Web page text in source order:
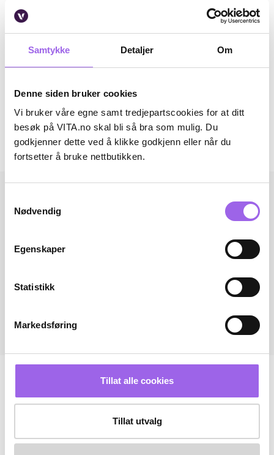
Samtykke Detaljer Om
Denne siden bruker cookies
Vi bruker våre egne samt tredjepartscookies for at ditt
besøk på VITA.no skal bli så bra som mulig. Du
godkjenner dette ved å klikke godkjenn eller når du
fortsetter å bruke nettbutikken.
Nødvendig
Egenskaper
Statistikk
Markedsføring
Tillat alle cookies
Tillat utvalg
Bruk
Ingredienser
Artikkelnummer: 260414002
Omtaler
Andre har også kjøpt..